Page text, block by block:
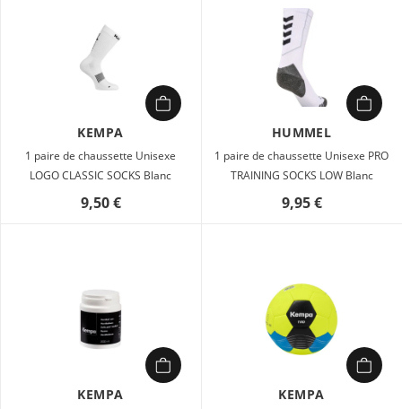
KEMPA
1 paire de chaussette Unisexe
LOGO CLASSIC SOCKS Blanc
9,50 €
HUMMEL
1 paire de chaussette Unisexe PRO
TRAINING SOCKS LOW Blanc
9,95 €
KEMPA KEMPA